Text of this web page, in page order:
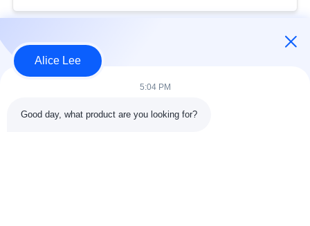
Catégories populaires Tous
structure métallique
métallique
Alice Lee
5:04 PM
Good day, what product are you looking for?